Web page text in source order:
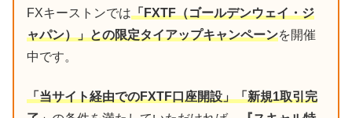
FXキーストンでは「FXTF（ゴールデンウェイ・ジ
ャパン）」との限定タイアップキャンペーンを開催
中です。
「当サイト経由でのFXTF口座開設」「新規1取引完